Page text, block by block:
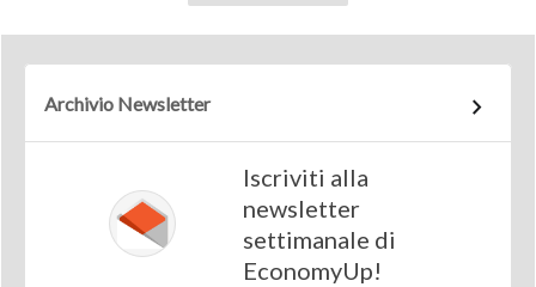
successiva
Archivio Newsletter
Iscriviti alla
newsletter
settimanale di
EconomyUp!